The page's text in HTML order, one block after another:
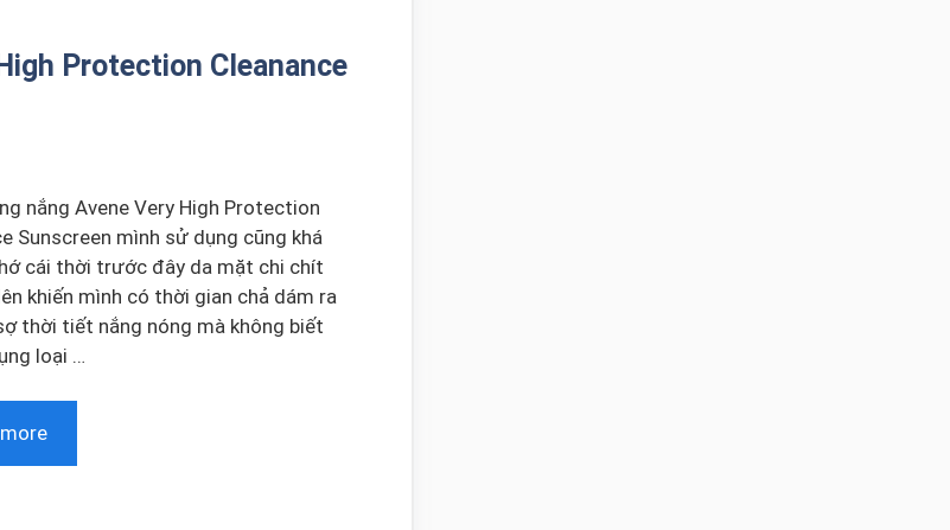
Protection Cleanance
nắng Avene Very High Protection
Sunscreen mình sử dụng cũng khá
cái thời trước đây da mặt chi chít
khiến mình có thời gian chả dám ra
thời tiết nắng nóng mà không biết
loại …